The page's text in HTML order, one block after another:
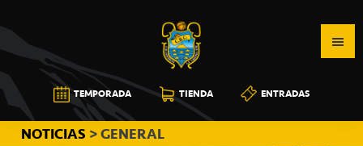
a
la
navegación
principal
al
contenido
principal
a
la
barra
lateral
principal
CB
CANARIAS
TEMPORADA TIENDA ENTRADAS
NOTICIAS > GENERAL